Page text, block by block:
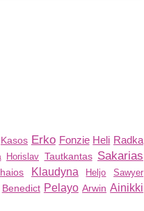
Kasos Erko Fonzie Heli Radka
Horislav Tautkantas Sakarias
Klaudyna Heljo Sawyer
Benedict Pelayo Arwin Ainikki